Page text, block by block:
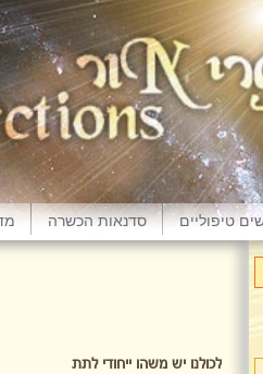
טיפוליים סדנאות הכשרה
לכולנו יש משהו ייחודי לתת